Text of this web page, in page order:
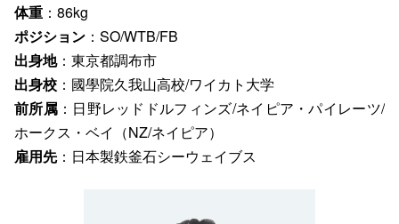
体重 ：86kg
ポジション ：SO/WTB/FB
出身地：東京都調布市
出身校 ：國學院久我⼭⾼校/ワイカト⼤学
前所属：⽇野レッドドルフィンズ/ネイピア・パイレーツ/
ホークス・ベイ（NZ/ネイピア）
雇用先：日本製鉄釜石シーウェイブス